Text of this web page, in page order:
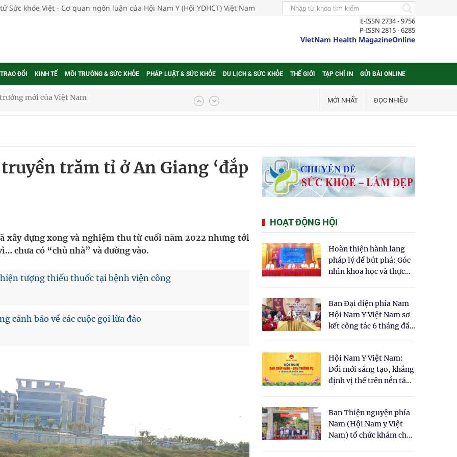
Sức khỏe Việt - Cơ quan ngôn luận của Hội Nam Y (Hội YDHCT) Việt Nam
E-ISSN 2734 - 9756
P-ISSN 2815 - 6285
VietNam Health MagazineOnline
ĐỔI KINH TẾ MÔI TRƯỜNG & SỨC KHỎE PHÁP LUẬT & SỨC KHỎE DU LỊCH & SỨC KHỎE THẾ GIỚI TẠP CHÍ IN GỬI BÀI ONLINE
hai cấp trong quản lý hoạt động nha khoa,
bảo hiểm y tế nếu không đăng ký khám theo yêu
riêng 2026
vực cấp cứu, điều trị đột quỵ
lại khai thác vào ngày 19/8
tăng cường chống hàng giả và gian lận thương
quốc
MỚI NHẤT ĐỌC NHIỀU
trăm tỉ ở An Giang ‘đắp
xây dựng xong và nghiệm thu từ cuối năm 2022 nhưng tới
chưa có “chủ nhà” và đường vào.
tượng thiếu thuốc tại bệnh viện công
cảnh báo về các cuộc gọi lừa đảo
HOẠT ĐỘNG HỘI
Hoàn thiện hành lang
pháp lý để bứt phá: Góc
nhìn khoa học và thực
cho Luật Y dược cổ
truyền Việt Nam"
Ban Đại diện phía Nam
Hội Nam Y Việt Nam sơ
kết công tác 6 tháng đầu
Hội Nam Y Việt Nam:
Đổi mới sáng tạo, khẳng
định vị thế trên nền tảng
Ban Thiện nguyện phía
Nam (Hội Nam y Việt
Nam) tổ chức khám chữa